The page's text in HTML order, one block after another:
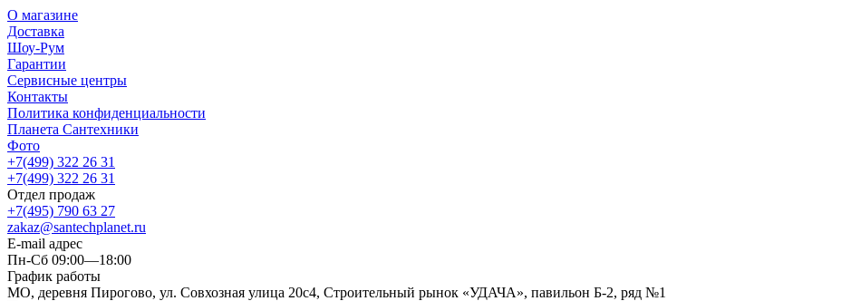
О магазине
Доставка
Шоу-Рум
Гарантии
Сервисные центры
Контакты
Политика конфиденциальности
Планета Сантехники
Фото
+7(499) 322 26 31
+7(499) 322 26 31
Отдел продаж
+7(495) 790 63 27
zakaz@santechplanet.ru
E-mail адрес
Пн-Сб 09:00—18:00
График работы
МО, деревня Пирогово, ул. Совхозная улица 20с4, Строительный рынок «УДАЧА», павильон Б-2, ряд №1